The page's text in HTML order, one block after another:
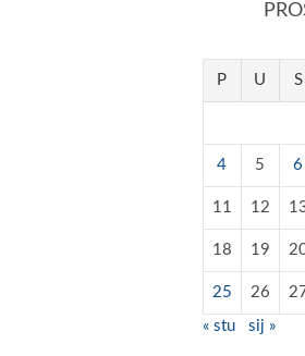
P U S
4 5 6
11 12
18 19
25 26
« stu sij »